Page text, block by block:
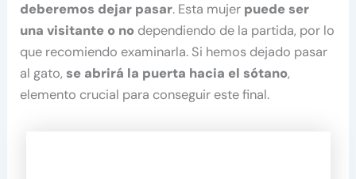
deberemos dejar pasar. Esta mujer puede ser
una visitante o no dependiendo de la partida, por lo
que recomiendo examinarla. Si hemos dejado pasar
al gato,se abrirá la puerta hacia el sótano,
elemento crucial para conseguir este final.